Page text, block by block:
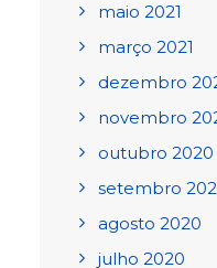
maio 2021
março 2021
dezembro
novembro
outubro 2020
setembro
agosto 2020
julho 2020